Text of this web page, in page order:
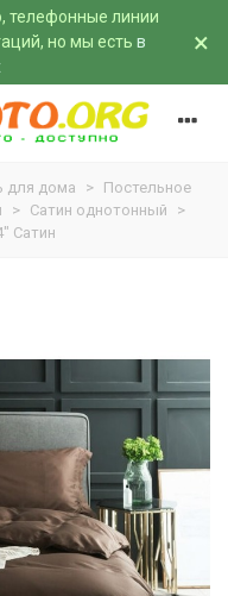
телефонные линии
но мы есть в
×
для дома > Постельное
> Сатин однотонный
>
Сатин